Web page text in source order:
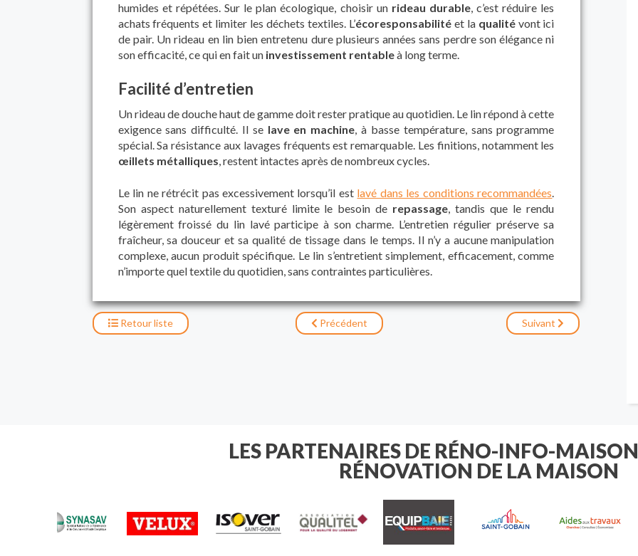
humides et répétées. Sur le plan écologique, choisir un rideau durable, c’est réduire les
achats fréquents et limiter les déchets textiles. L’écoresponsabilitéet la qualitévont ici
de pair. Un rideau en lin bien entretenu dure plusieurs années sans perdre son élégance ni
son efficacité, ce qui en fait un investissement rentableà long terme.
Facilité d’entretien
Un rideau de douche haut de gamme doit rester pratique au quotidien. Le lin répond à cette
exigence sans difficulté. Il se lave en machine, à basse température, sans programme
spécial. Sa résistance aux lavages fréquents est remarquable. Les finitions, notamment les
œillets métalliques, restent intactes après de nombreux cycles.
Le lin ne rétrécit pas excessivement lorsqu’il est lavé dans les conditions recommandées.
Son aspect naturellement texturé limite le besoin de repassage, tandis que le rendu
légèrement froissé du lin lavé participe à son charme. L’entretien régulier préserve sa
fraîcheur, sa douceur et sa qualité de tissage dans le temps. Il n’y a aucune manipulation
complexe, aucun produit spécifique. Le lin s’entretient simplement, efficacement, comme
n’importe quel textile du quotidien, sans contraintes particulières.
Retourliste Précédent Suivant
LES PARTENAIRES DE RÉNO-INFO-
RÉNOVATION DE LA MAISON